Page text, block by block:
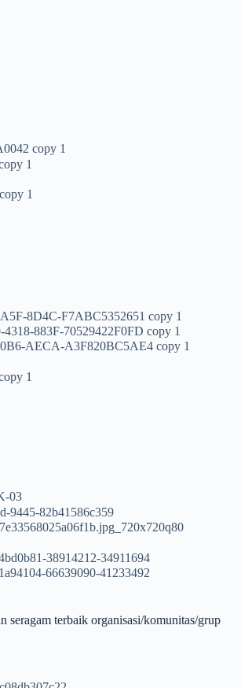
seragam terbaik organisasi/komunitas/grup